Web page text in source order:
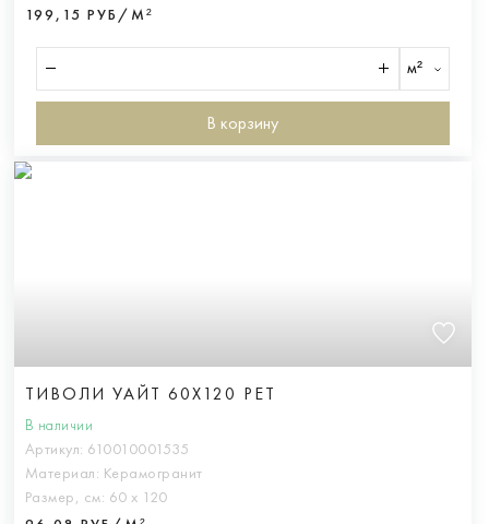
199,15 РУБ/М²
м²
В корзину
ТИВОЛИ УАЙТ 60X120 РЕТ
В наличии
Артикул: 610010001535
Материал: Керамогранит
Размер, см: 60 х 120